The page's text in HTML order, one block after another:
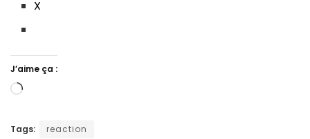
X
J’aime ça :
Chargement…
Tags: reaction